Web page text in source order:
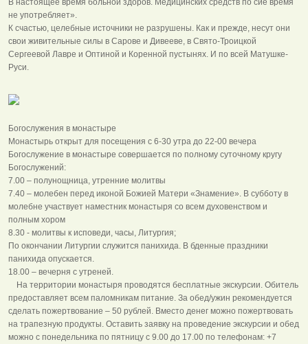
В настоящее время больной здоров. Медицинских средств по сие время
не употребляет».
К счастью, целебные источники не разрушены. Как и прежде, несут они
свои живительные силы в Сарове и Дивееве, в Свято-Троицкой
Сергеевой Лавре и Оптиной и Коренной пустынях. И по всей Матушке-
Руси.
Богослужения в монастыре
Монастырь открыт для посещения с 6-30 утра до 22-00 вечера
Богослужение в монастыре совершается по полному суточному кругу
Богослужений:
7.00 – полунощница, утренние молитвы
7.40 – молебен перед иконой Божией Матери «Знамение». В субботу в
молебне участвует наместник монастыря со всем духовенством и
полным хором
8.30 - молитвы к исповеди, часы, Литургия;
По окончании Литургии служится панихида. В бденные праздники
панихида опускается.
18.00 – вечерня с утреней.
На территории монастыря проводятся бесплатные экскурсии. Обитель
предоставляет всем паломникам питание. За обед/ужин рекомендуется
сделать пожертвование – 50 рублей. Вместо денег можно пожертвовать
на трапезную продукты. Оставить заявку на проведение экскурсии и обед
можно с понедельника по пятницу с 9.00 до 17.00 по телефонам: +7